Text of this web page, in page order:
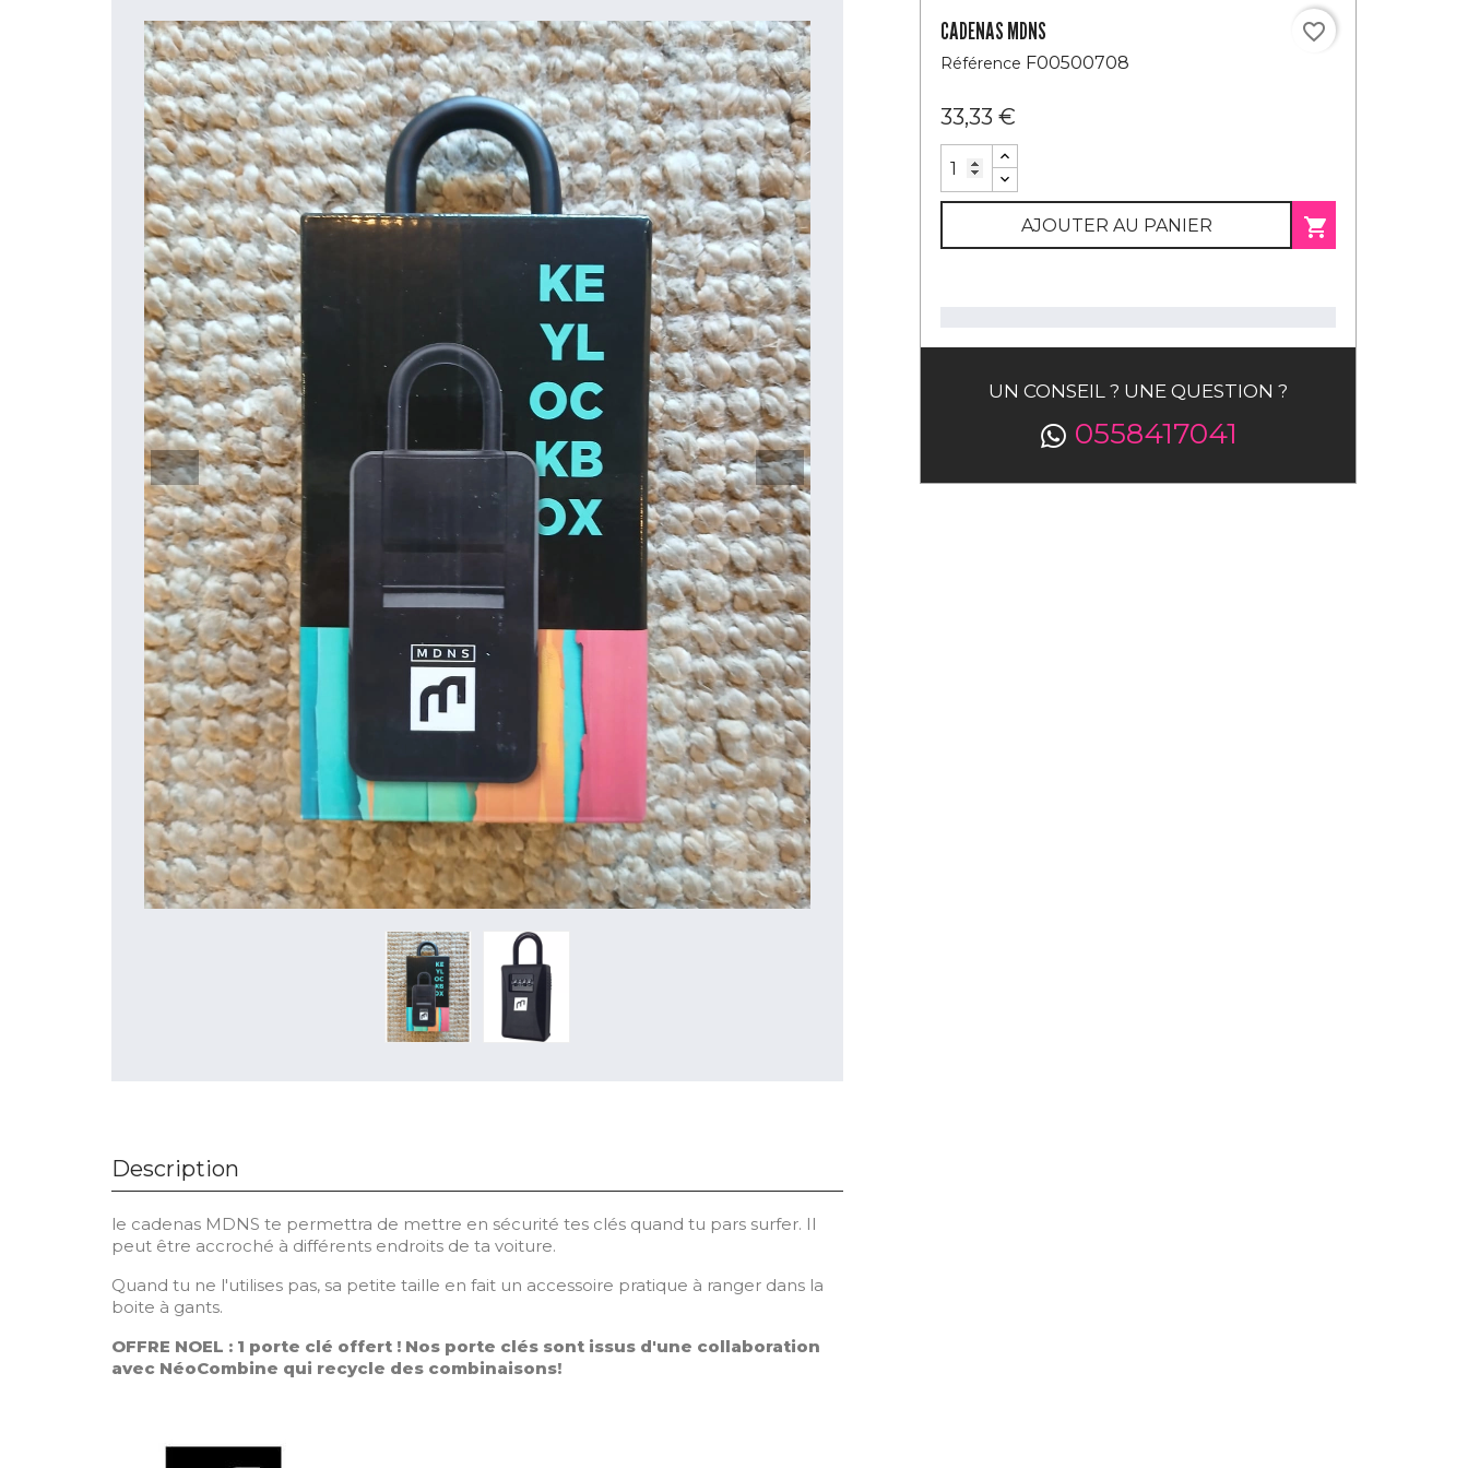
CADENAS MDNS
Référence F00500708
33,33 €
AJOUTER AU PANIER 
favorite_border
UN CONSEIL ? UNE QUESTION ?
0558417041
Description
le cadenas MDNS te permettra de mettre en sécurité tes clés quand tu pars surfer. Il
peut être accroché à différents endroits de ta voiture.
Quand tu ne l'utilises pas, sa petite taille en fait un accessoire pratique à ranger dans la
boite à gants.
OFFRE NOEL : 1 porte clé offert ! Nos porte clés sont issus d'une collaboration
avec NéoCombine qui recycle des combinaisons!